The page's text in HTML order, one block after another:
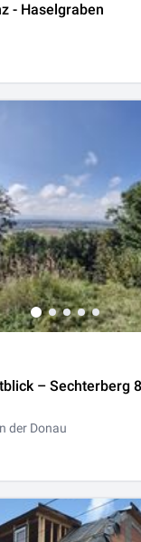
- Haselgraben
– Sechterberg
der Donau